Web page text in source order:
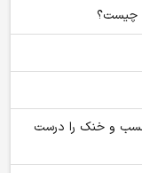
چیست؟
و خنک را درست